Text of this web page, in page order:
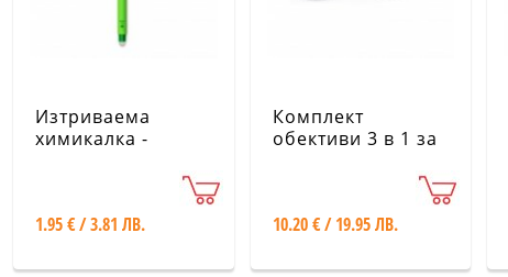
Изтриваема
химикалка -
1.95 € / 3.81 ЛВ.
Комплект
обективи 3 в 1 за
10.20 € / 19.95 ЛВ.